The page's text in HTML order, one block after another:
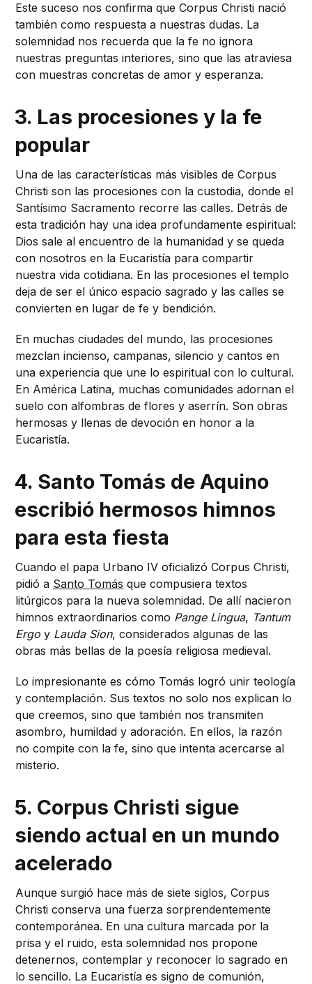
Este suceso nos confirma que Corpus Christi nació
también como respuesta a nuestras dudas. La
solemnidad nos recuerda que la fe no ignora
nuestras preguntas interiores, sino que las atraviesa
con muestras concretas de amor y esperanza.
3. Las procesiones y la fe
popular
Una de las características más visibles de Corpus
Christi son las procesiones con la custodia, donde el
Santísimo Sacramento recorre las calles. Detrás de
esta tradición hay una idea profundamente espiritual:
Dios sale al encuentro de la humanidad y se queda
con nosotros en la Eucaristía para compartir
nuestra vida cotidiana. En las procesiones el templo
deja de ser el único espacio sagrado y las calles se
convierten en lugar de fe y bendición.
En muchas ciudades del mundo, las procesiones
mezclan incienso, campanas, silencio y cantos en
una experiencia que une lo espiritual con lo cultural.
En América Latina, muchas comunidades adornan el
suelo con alfombras de flores y aserrín. Son obras
hermosas y llenas de devoción en honor a la
Eucaristía.
4. Santo Tomás de Aquino
escribió hermosos himnos
para esta fiesta
Cuando el papa Urbano IV oficializó Corpus Christi,
pidió a Santo Tomás que compusiera textos
litúrgicos para la nueva solemnidad. De allí nacieron
himnos extraordinarios como Pange Lingua, Tantum
Ergo y Lauda Sion, considerados algunas de las
obras más bellas de la poesía religiosa medieval.
Lo impresionante es cómo Tomás logró unir teología
y contemplación. Sus textos no solo nos explican lo
que creemos, sino que también nos transmiten
asombro, humildad y adoración. En ellos, la razón
no compite con la fe, sino que intenta acercarse al
misterio.
5. Corpus Christi sigue
siendo actual en un mundo
acelerado
Aunque surgió hace más de siete siglos, Corpus
Christi conserva una fuerza sorprendentemente
contemporánea. En una cultura marcada por la
prisa y el ruido, esta solemnidad nos propone
detenernos, contemplar y reconocer lo sagrado en
lo sencillo. La Eucaristía es signo de comunión,